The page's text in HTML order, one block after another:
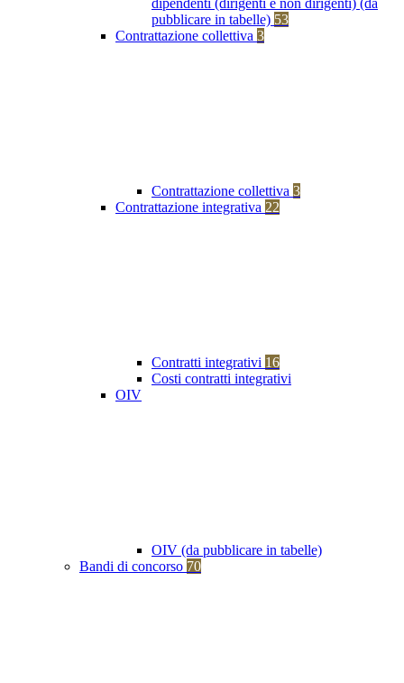
dipendenti (dirigenti e non dirigenti) (da
pubblicare in tabelle) 53
Contrattazione collettiva 3
Contrattazione collettiva 3
Contrattazione integrativa 22
Contratti integrativi 16
Costi contratti integrativi
OIV
OIV (da pubblicare in tabelle)
Bandi di concorso 70